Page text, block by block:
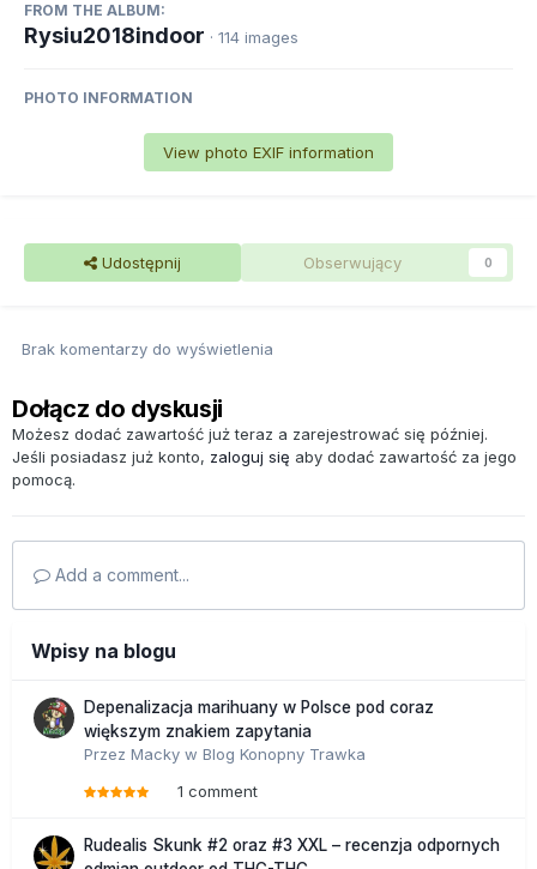
FROM THE ALBUM:
Rysiu2018indoor · 114 images
PHOTO INFORMATION
View photo EXIF information
Udostępnij Obserwujący 0
Brak komentarzy do wyświetlenia
Dołącz do dyskusji
Możesz dodać zawartość już teraz a zarejestrować się później.
Jeśli posiadasz już konto, zaloguj się aby dodać zawartość za jego
pomocą.
Add a comment...
Wpisy na blogu
Depenalizacja marihuany w Polsce pod coraz
większym znakiem zapytania
Przez Macky w Blog Konopny Trawka
1 comment
Rudealis Skunk #2 oraz #3 XXL – recenzja odpornych